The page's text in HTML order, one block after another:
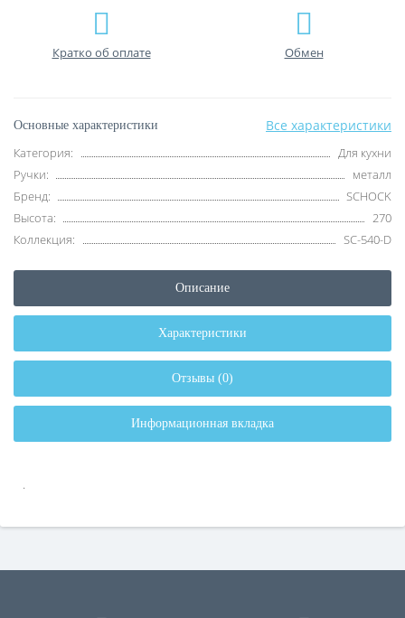
Кратко об оплате Обмен
Основные характеристики Все характеристики
Категория:
Для кухни
Ручки:
металл
Бренд:
SCHOCK
Высота:
270
Коллекция:
SC-540-D
Описание
Характеристики
Отзывы (0)
Информационная вкладка
.